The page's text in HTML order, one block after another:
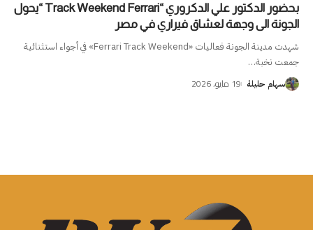
بحضور الدكتور علي الدكروري “Track Weekend Ferrari “يحول
الجونة الى وجهة لعشاق فيراري في مصر
شهدت مدينة الجونة فعاليات «Ferrari Track Weekend» في أجواء استثنائية
جمعت نخبة…
سهام حليلة 19 مايو، 2026